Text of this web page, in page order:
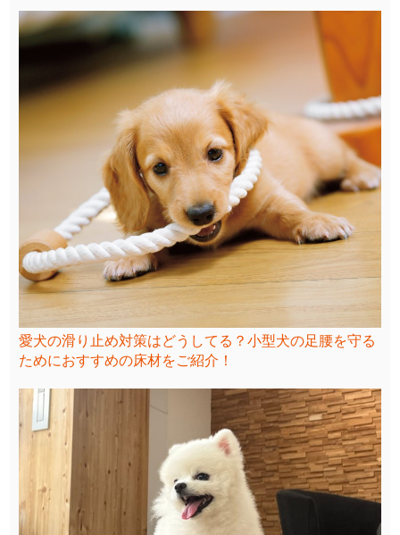
愛犬の滑り止め対策はどうしてる？小型犬の足腰を守る
ためにおすすめの床材をご紹介！